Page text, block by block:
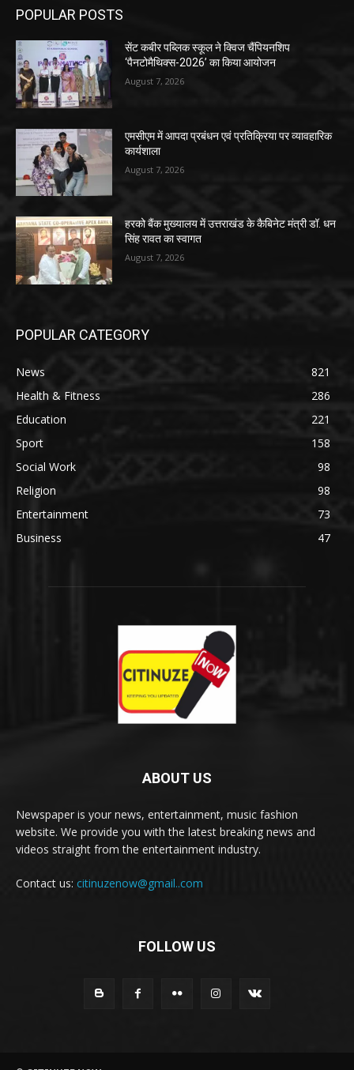
POPULAR POSTS
सेंट कबीर पब्लिक स्कूल ने क्विज चैंपियनशिप
‘पैनटोमैथिक्स-2026’ का किया आयोजन
August 7, 2026
एमसीएम में आपदा प्रबंधन एवं प्रतिक्रिया पर व्यावहारिक
कार्यशाला
August 7, 2026
हरको बैंक मुख्यालय में उत्तराखंड के कैबिनेट मंत्री डॉ. धन
सिंह रावत का स्वागत
August 7, 2026
POPULAR CATEGORY
News
821
Health & Fitness
286
Education
221
Sport
158
Social Work
98
Religion
98
Entertainment
73
Business
47
ABOUT US
Newspaper is your news, entertainment, music fashion
website. We provide you with the latest breaking news and
videos straight from the entertainment industry.
Contact us: citinuzenow@gmail..com
FOLLOW US